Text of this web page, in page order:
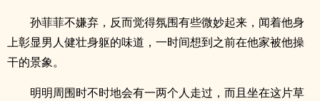
孙菲菲不嫌弃，反而觉得氛围有些微妙起来，闻着他身
上彰显男人健壮身躯的味道，一时间想到之前在他家被他操
干的景象。
明明周围时不时地会有一两个人走过，而且坐在这片草